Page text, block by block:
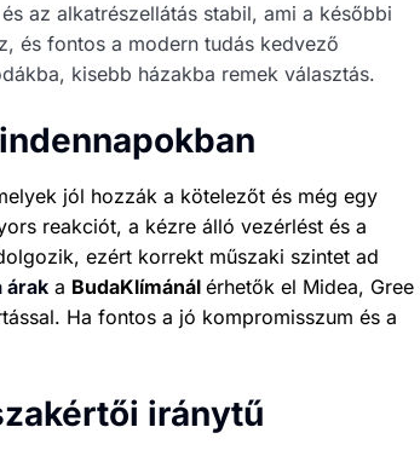
az alkatrészellátás stabil, ami a későbbi
és fontos a modern tudás kedvező
kisebb házakba remek választás.
jól hozzák a kötelezőt és még egy
reakciót, a kézre álló vezérlést és a
ezért korrekt műszaki szintet ad
árak a BudaKlímánál érhetők el Midea, Gree
Ha fontos a jó kompromisszum és a
iránytű